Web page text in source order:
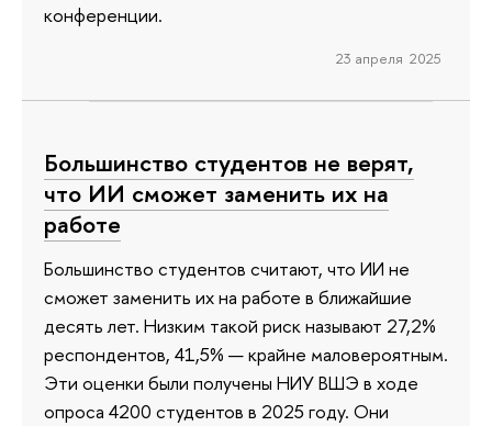
конференции.
23 апреля 2025
Большинство студентов не верят,
что ИИ сможет заменить их на
работе
Большинство студентов считают, что ИИ не
сможет заменить их на работе в ближайшие
десять лет. Низким такой риск называют 27,2%
респондентов, 41,5% — крайне маловероятным.
Эти оценки были получены НИУ ВШЭ в ходе
опроса 4200 студентов в 2025 году. Они